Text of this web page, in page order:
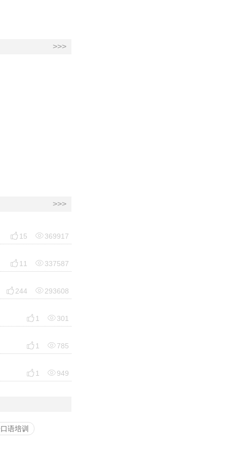
>>>
>>>
 15 369917
 11 337587
 244 293608
 1 301
 1 785
 1 949
语培训